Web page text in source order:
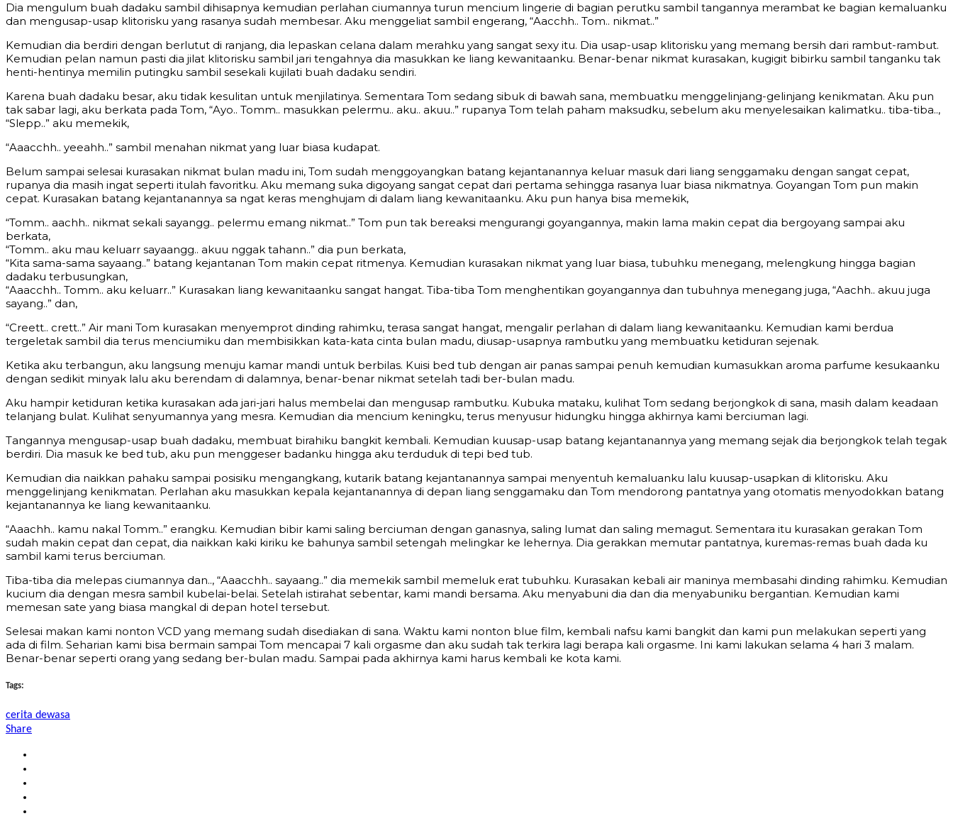
Dia mengulum buah dadaku sambil dihisapnya kemudian perlahan ciumannya turun mencium lingerie di bagian perutku sambil tangannya merambat ke bagian kemaluanku
dan mengusap-usap klitorisku yang rasanya sudah membesar. Aku menggeliat sambil engerang, “Aacchh.. Tom.. nikmat..”
Kemudian dia berdiri dengan berlutut di ranjang, dia lepaskan celana dalam merahku yang sangat sexy itu. Dia usap-usap klitorisku yang memang bersih dari rambut-rambut.
Kemudian pelan namun pasti dia jilat klitorisku sambil jari tengahnya dia masukkan ke liang kewanitaanku. Benar-benar nikmat kurasakan, kugigit bibirku sambil tanganku tak
henti-hentinya memilin putingku sambil sesekali kujilati buah dadaku sendiri.
Karena buah dadaku besar, aku tidak kesulitan untuk menjilatinya. Sementara Tom sedang sibuk di bawah sana, membuatku menggelinjang-gelinjang kenikmatan. Aku pun
tak sabar lagi, aku berkata pada Tom, “Ayo.. Tomm.. masukkan pelermu.. aku.. akuu..” rupanya Tom telah paham maksudku, sebelum aku menyelesaikan kalimatku.. tiba-tiba..,
“Slepp..” aku memekik,
“Aaacchh.. yeeahh..” sambil menahan nikmat yang luar biasa kudapat.
Belum sampai selesai kurasakan nikmat bulan madu ini, Tom sudah menggoyangkan batang kejantanannya keluar masuk dari liang senggamaku dengan sangat cepat,
rupanya dia masih ingat seperti itulah favoritku. Aku memang suka digoyang sangat cepat dari pertama sehingga rasanya luar biasa nikmatnya. Goyangan Tom pun makin
cepat. Kurasakan batang kejantanannya sa ngat keras menghujam di dalam liang kewanitaanku. Aku pun hanya bisa memekik,
“Tomm.. aachh.. nikmat sekali sayangg.. pelermu emang nikmat..” Tom pun tak bereaksi mengurangi goyangannya, makin lama makin cepat dia bergoyang sampai aku
berkata,
“Tomm.. aku mau keluarr sayaangg.. akuu nggak tahann..” dia pun berkata,
“Kita sama-sama sayaang..” batang kejantanan Tom makin cepat ritmenya. Kemudian kurasakan nikmat yang luar biasa, tubuhku menegang, melengkung hingga bagian
dadaku terbusungkan,
“Aaacchh.. Tomm.. aku keluarr..” Kurasakan liang kewanitaanku sangat hangat. Tiba-tiba Tom menghentikan goyangannya dan tubuhnya menegang juga, “Aachh.. akuu juga
sayang..” dan,
“Creett.. crett..” Air mani Tom kurasakan menyemprot dinding rahimku, terasa sangat hangat, mengalir perlahan di dalam liang kewanitaanku. Kemudian kami berdua
tergeletak sambil dia terus menciumiku dan membisikkan kata-kata cinta bulan madu, diusap-usapnya rambutku yang membuatku ketiduran sejenak.
Ketika aku terbangun, aku langsung menuju kamar mandi untuk berbilas. Kuisi bed tub dengan air panas sampai penuh kemudian kumasukkan aroma parfume kesukaanku
dengan sedikit minyak lalu aku berendam di dalamnya, benar-benar nikmat setelah tadi ber-bulan madu.
Aku hampir ketiduran ketika kurasakan ada jari-jari halus membelai dan mengusap rambutku. Kubuka mataku, kulihat Tom sedang berjongkok di sana, masih dalam keadaan
telanjang bulat. Kulihat senyumannya yang mesra. Kemudian dia mencium keningku, terus menyusur hidungku hingga akhirnya kami berciuman lagi.
Tangannya mengusap-usap buah dadaku, membuat birahiku bangkit kembali. Kemudian kuusap-usap batang kejantanannya yang memang sejak dia berjongkok telah tegak
berdiri. Dia masuk ke bed tub, aku pun menggeser badanku hingga aku terduduk di tepi bed tub.
Kemudian dia naikkan pahaku sampai posisiku mengangkang, kutarik batang kejantanannya sampai menyentuh kemaluanku lalu kuusap-usapkan di klitorisku. Aku
menggelinjang kenikmatan. Perlahan aku masukkan kepala kejantanannya di depan liang senggamaku dan Tom mendorong pantatnya yang otomatis menyodokkan batang
kejantanannya ke liang kewanitaanku.
“Aaachh.. kamu nakal Tomm..” erangku. Kemudian bibir kami saling berciuman dengan ganasnya, saling lumat dan saling memagut. Sementara itu kurasakan gerakan Tom
sudah makin cepat dan cepat, dia naikkan kaki kiriku ke bahunya sambil setengah melingkar ke lehernya. Dia gerakkan memutar pantatnya, kuremas-remas buah dada ku
sambil kami terus berciuman.
Tiba-tiba dia melepas ciumannya dan.., “Aaacchh.. sayaang..” dia memekik sambil memeluk erat tubuhku. Kurasakan kebali air maninya membasahi dinding rahimku. Kemudian
kucium dia dengan mesra sambil kubelai-belai. Setelah istirahat sebentar, kami mandi bersama. Aku menyabuni dia dan dia menyabuniku bergantian. Kemudian kami
memesan sate yang biasa mangkal di depan hotel tersebut.
Selesai makan kami nonton VCD yang memang sudah disediakan di sana. Waktu kami nonton blue film, kembali nafsu kami bangkit dan kami pun melakukan seperti yang
ada di film. Seharian kami bisa bermain sampai Tom mencapai 7 kali orgasme dan aku sudah tak terkira lagi berapa kali orgasme. Ini kami lakukan selama 4 hari 3 malam.
Benar-benar seperti orang yang sedang ber-bulan madu. Sampai pada akhirnya kami harus kembali ke kota kami.
Tags:
cerita dewasa
Share